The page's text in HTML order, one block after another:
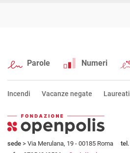
Parole Numeri
Incendi Vacanze negate Laureati
sede > Via Merulana, 19 - 00185 Roma tel.